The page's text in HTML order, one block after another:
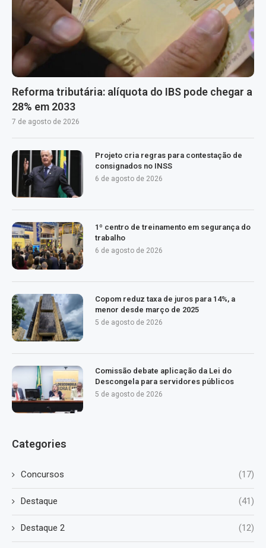
Reforma tributária: alíquota do IBS pode chegar a
28% em 2033
7 de agosto de 2026
Projeto cria regras para contestação de
consignados no INSS
6 de agosto de 2026
1º centro de treinamento em segurança do
trabalho
6 de agosto de 2026
Copom reduz taxa de juros para 14%, a
menor desde março de 2025
5 de agosto de 2026
Comissão debate aplicação da Lei do
Descongela para servidores públicos
5 de agosto de 2026
Categories
Concursos (17)
Destaque (41)
Destaque 2 (12)